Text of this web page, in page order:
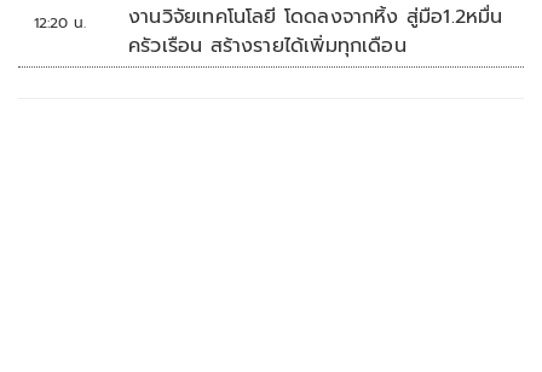
12:20 น.
งานวิจัยเทคโนโลยี โดดลงจากหิ้ง สู่มือ1.2หมื่น
ครัวเรือน สร้างรายได้เพิ่มทุกเดือน